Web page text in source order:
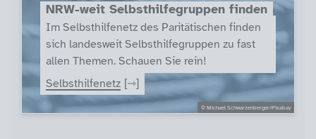
© Michael Schwarzenberger/Pixabay
NRW-weit Selbsthilfegruppen finden
Im Selbsthilfenetz des Paritätischen finden
sich landesweit Selbsthilfegruppen zu fast
allen Themen. Schauen Sie rein!
Selbsthilfenetz